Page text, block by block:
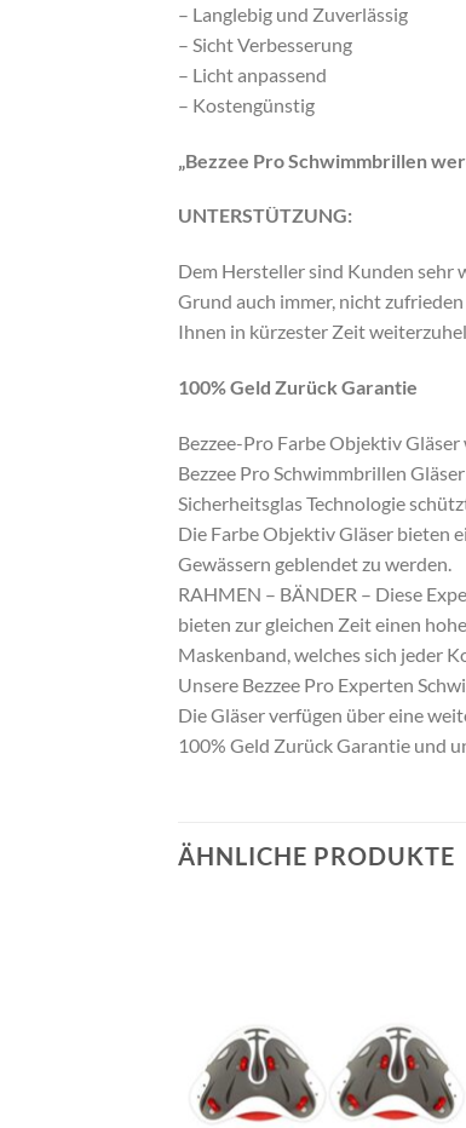
– Langlebig und Zuverlässig
– Sicht Verbesserung
– Licht anpassend
– Kostengünstig
„Bezzee Pro Schwimmbrillen
UNTERSTÜTZUNG:
Dem Hersteller sind Kunden sehr
Grund auch immer, nicht
Ihnen in kürzester Zeit
100% Geld Zurück Garantie
Bezzee-Pro Farbe Objektiv
Bezzee Pro Schwimmbrillen
Sicherheitsglas Technologie
Die Farbe Objektiv Gläser bieten
Gewässern geblendet zu werden.
RAHMEN – BÄNDER – Diese
bieten zur gleichen Zeit einen
Maskenband, welches sich jeder
Unsere Bezzee Pro Experten
Die Gläser verfügen über eine
100% Geld Zurück Garantie und
ÄHNLICHE PRODUKTE